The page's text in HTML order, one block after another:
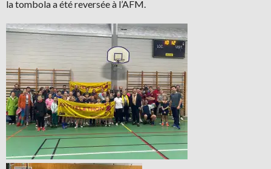
la tombola a été reversée à l’AFM.